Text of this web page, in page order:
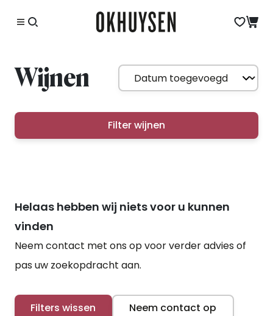
Wijnen
Filter wijnen
Helaas hebben wij niets voor u kunnen
vinden
Neem contact met ons op voor verder advies of
pas uw zoekopdracht aan.
Filters wissen Neem contact op